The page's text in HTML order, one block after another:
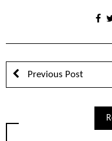
Previous Post